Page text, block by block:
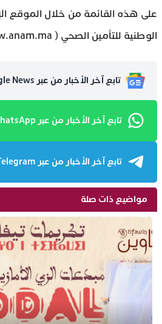
على هذه القائمة من خلال الموقع
الوطنية للتأمين الصحي ( www.anam.ma).
تابع آخر الأخبار من عبر Google News
تابع آخر الأخبار من عبر WhatsApp
تابع آخر الأخبار من عبر Telegram
مواضيع ذات صلة